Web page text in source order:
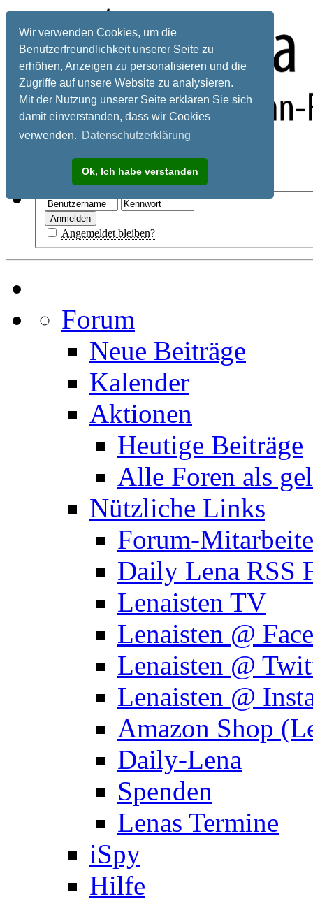
Wir verwenden Cookies, um die
Benutzerfreundlichkeit unserer Seite zu
erhöhen, Anzeigen zu personalisieren und die
Zugriffe auf unsere Website zu analysieren.
Mit der Nutzung unserer Seite erklären Sie sich
damit einverstanden, dass wir Cookies
verwenden. Datenschutzerklärung
Ok, Ich habe verstanden
Registrieren
Angemeldet bleiben?
Forum
Neue Beiträge
Kalender
Aktionen
Heutige Beiträge
Alle Foren als
Nützliche Links
Forum-
Daily Lena RSS
Lenaisten TV
Lenaisten @
Lenaisten @
Lenaisten @
Amazon Shop
Daily-Lena
Spenden
Lenas Termine
iSpy
Hilfe